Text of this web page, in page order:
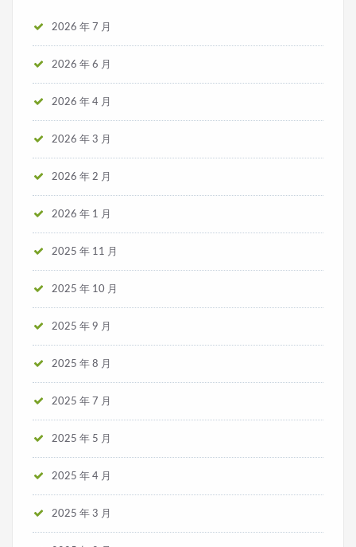
2026 年 7 月
2026 年 6 月
2026 年 4 月
2026 年 3 月
2026 年 2 月
2026 年 1 月
2025 年 11 月
2025 年 10 月
2025 年 9 月
2025 年 8 月
2025 年 7 月
2025 年 5 月
2025 年 4 月
2025 年 3 月